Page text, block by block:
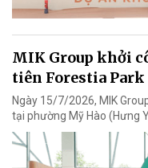
MIK Group khởi
tiên Forestia Park
Ngày 15/7/2026, MIK
tại phường Mỹ Hào (Hưng